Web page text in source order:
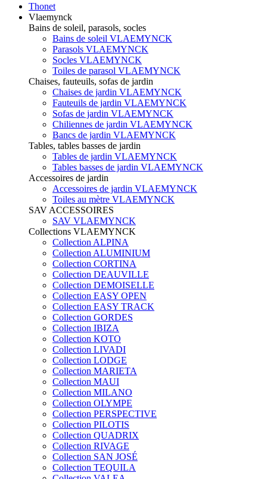
Thonet
Vlaemynck
Bains de soleil, parasols, socles
Bains de soleil VLAEMYNCK
Parasols VLAEMYNCK
Socles VLAEMYNCK
Toiles de parasol VLAEMYNCK
Chaises, fauteuils, sofas de jardin
Chaises de jardin VLAEMYNCK
Fauteuils de jardin VLAEMYNCK
Sofas de jardin VLAEMYNCK
Chiliennes de jardin VLAEMYNCK
Bancs de jardin VLAEMYNCK
Tables, tables basses de jardin
Tables de jardin VLAEMYNCK
Tables basses de jardin VLAEMYNCK
Accessoires de jardin
Accessoires de jardin VLAEMYNCK
Toiles au mètre VLAEMYNCK
SAV ACCESSOIRES
SAV VLAEMYNCK
Collections VLAEMYNCK
Collection ALPINA
Collection ALUMINIUM
Collection CORTINA
Collection DEAUVILLE
Collection DEMOISELLE
Collection EASY OPEN
Collection EASY TRACK
Collection GORDES
Collection IBIZA
Collection KOTO
Collection LIVADI
Collection LODGE
Collection MARIETA
Collection MAUI
Collection MILANO
Collection OLYMPE
Collection PERSPECTIVE
Collection PILOTIS
Collection QUADRIX
Collection RIVAGE
Collection SAN JOSÉ
Collection TEQUILA